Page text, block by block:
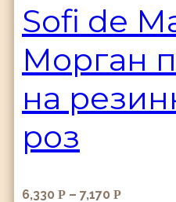
Sofi de
Морган
на
роз
6,330 Р – 7,170 Р